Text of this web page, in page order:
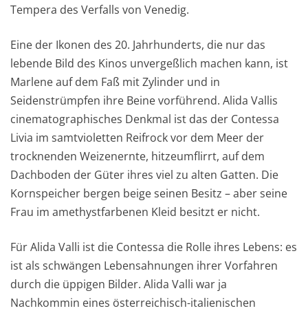
Tempera des Verfalls von Venedig.
Eine der Ikonen des 20. Jahrhunderts, die nur das
lebende Bild des Kinos unvergeßlich machen kann, ist
Marlene auf dem Faß mit Zylinder und in
Seidenstrümpfen ihre Beine vorführend. Alida Vallis
cinematographisches Denkmal ist das der Contessa
Livia im samtvioletten Reifrock vor dem Meer der
trocknenden Weizenernte, hitzeumflirrt, auf dem
Dachboden der Güter ihres viel zu alten Gatten. Die
Kornspeicher bergen beige seinen Besitz – aber seine
Frau im amethystfarbenen Kleid besitzt er nicht.
Für Alida Valli ist die Contessa die Rolle ihres Lebens: es
ist als schwängen Lebensahnungen ihrer Vorfahren
durch die üppigen Bilder. Alida Valli war ja
Nachkommin eines österreichisch-italienischen